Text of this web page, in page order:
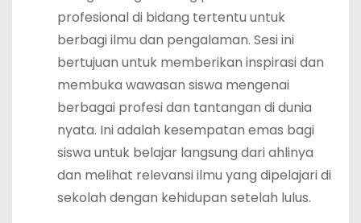
profesional di bidang tertentu untuk
berbagi ilmu dan pengalaman. Sesi ini
bertujuan untuk memberikan inspirasi dan
membuka wawasan siswa mengenai
berbagai profesi dan tantangan di dunia
nyata. Ini adalah kesempatan emas bagi
siswa untuk belajar langsung dari ahlinya
dan melihat relevansi ilmu yang dipelajari di
sekolah dengan kehidupan setelah lulus.